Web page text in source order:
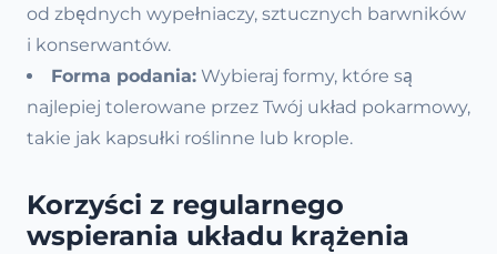
od zbędnych wypełniaczy, sztucznych barwników
i konserwantów.
Forma podania: Wybieraj formy, które są
najlepiej tolerowane przez Twój układ pokarmowy,
takie jak kapsułki roślinne lub krople.
Korzyści z regularnego
wspierania układu krążenia